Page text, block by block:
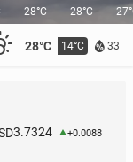
28°C 14°C 33
28°C 28°C
3.7324 +0.0088